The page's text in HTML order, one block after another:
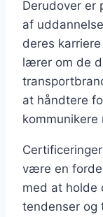
Derudover er
af
deres
lærer om de
at håndtere
være en
med at holde
tendenser og